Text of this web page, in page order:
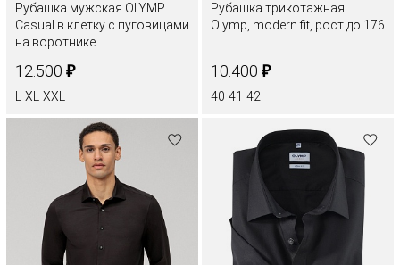
Рубашка мужская OLYMP
Casual в клетку с пуговицами
на воротнике
12.500 ₽
XL XXL
Рубашка трикотажная
Olymp, modern fit, рост до 176
10.400 ₽
40 41 42